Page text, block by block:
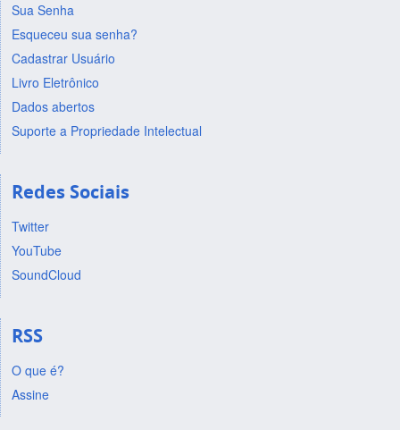
Sua Senha
Esqueceu sua senha?
Cadastrar Usuário
Livro Eletrônico
Dados abertos
Suporte a Propriedade Intelectual
Redes Sociais
Twitter
YouTube
SoundCloud
RSS
O que é?
Assine